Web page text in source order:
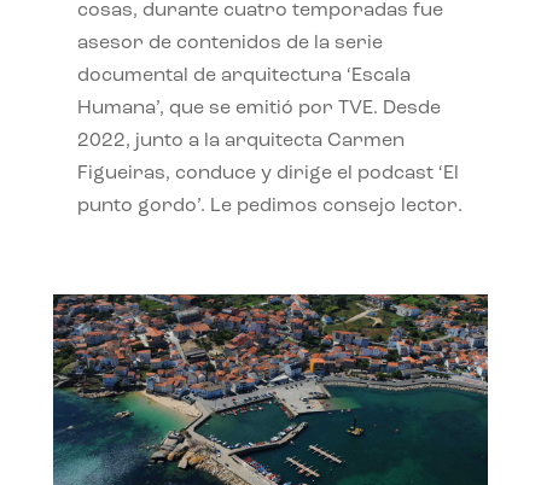
cosas, durante cuatro temporadas fue
asesor de contenidos de la serie
documental de arquitectura ‘Escala
Humana’, que se emitió por TVE. Desde
2022, junto a la arquitecta Carmen
Figueiras, conduce y dirige el podcast ‘El
punto gordo’. Le pedimos consejo lector.